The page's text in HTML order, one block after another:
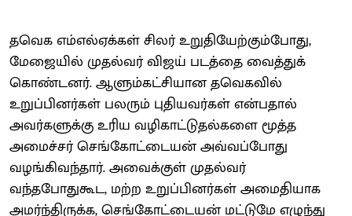
தவெக எம்எல்ஏக்கள் சிலர் உறுதியேற்கும்போது,
மேஜையில் முதல்வர் விஜய் படத்தை வைத்துக்
கொண்டனர். ஆளும்கட்சியான தவெகவில்
உறுப்பினர்கள் பலரும் புதியவர்கள் என்பதால்
அவர்களுக்கு உரிய வழிகாட்டுதல்களை மூத்த
அமைச்சர் செங்கோட்டையன் அவ்வப்போது
வழங்கிவந்தார். அவைக்குள் முதல்வர்
வந்தபோதுகூட, மற்ற உறுப்பினர்கள் அமைதியாக
அமர்ந்திருக்க, செங்கோட்டையன் மட்டுமே எழுந்து